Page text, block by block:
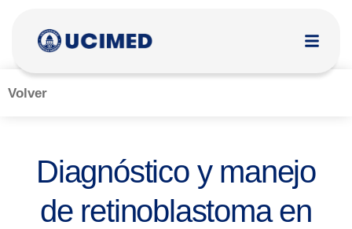
Volver
Diagnóstico y manejo
de retinoblastoma en